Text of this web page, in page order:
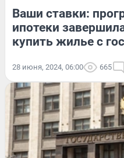
Ваши ставки:
ипотеки
купить жилье с
28 июня, 2024, 06:00 665